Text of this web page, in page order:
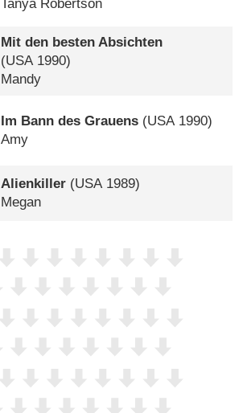
Tanya Robertson
Mit den besten Absichten
(USA1990)
Mandy
Im Bann des Grauens (USA1990)
Amy
Alienkiller (USA1989)
Megan